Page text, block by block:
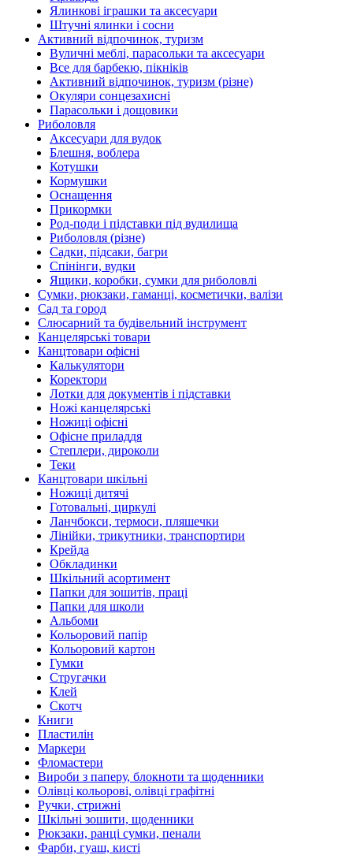
Ялинкові іграшки та аксесуари
Штучні ялинки і сосни
Активний відпочинок, туризм
Вуличні меблі, парасольки та аксесуари
Все для барбекю, пікніків
Активний відпочинок, туризм (різне)
Окуляри сонцезахисні
Парасольки і дощовики
Риболовля
Аксесуари для вудок
Блешня, воблера
Котушки
Кормушки
Оснащення
Прикормки
Род-поди і підставки під вудилища
Риболовля (різне)
Садки, підсаки, багри
Спінінги, вудки
Ящики, коробки, сумки для риболовлі
Сумки, рюкзаки, гаманці, косметички, валізи
Сад та город
Слюсарний та будівельний інструмент
Канцелярські товари
Канцтовари офісні
Калькулятори
Коректори
Лотки для документів і підставки
Ножі канцелярські
Ножиці офісні
Офісне приладдя
Степлери, дироколи
Теки
Канцтовари шкільні
Ножиці дитячі
Готовальні, циркулі
Ланчбокси, термоси, пляшечки
Лінійки, трикутники, транспортири
Крейда
Обкладинки
Шкільний асортимент
Папки для зошитів, праці
Папки для школи
Альбоми
Кольоровий папір
Кольоровий картон
Гумки
Стругачки
Клей
Скотч
Книги
Пластилін
Маркери
Фломастери
Вироби з паперу, блокноти та щоденники
Олівці кольорові, олівці графітні
Ручки, стрижні
Шкільні зошити, щоденники
Рюкзаки, ранці сумки, пенали
Фарби, гуаш, кисті